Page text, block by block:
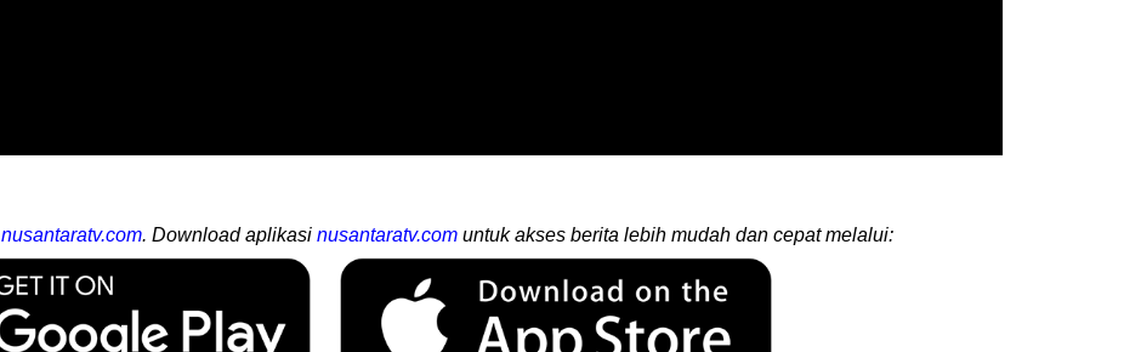
nusantaratv.com. Download aplikasi nusantaratv.com untuk akses berita lebih mudah dan cepat melalui: